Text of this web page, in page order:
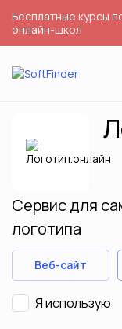
Бесплатные курсы
онлайн-школ
Сервис для
логотипа
Веб-сайт
Я использую